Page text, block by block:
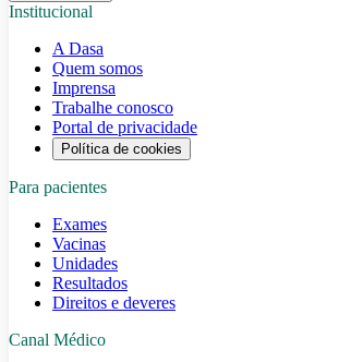
Institucional
A Dasa
Quem somos
Imprensa
Trabalhe conosco
Portal de privacidade
Política de cookies
Para pacientes
Exames
Vacinas
Unidades
Resultados
Direitos e deveres
Canal Médico